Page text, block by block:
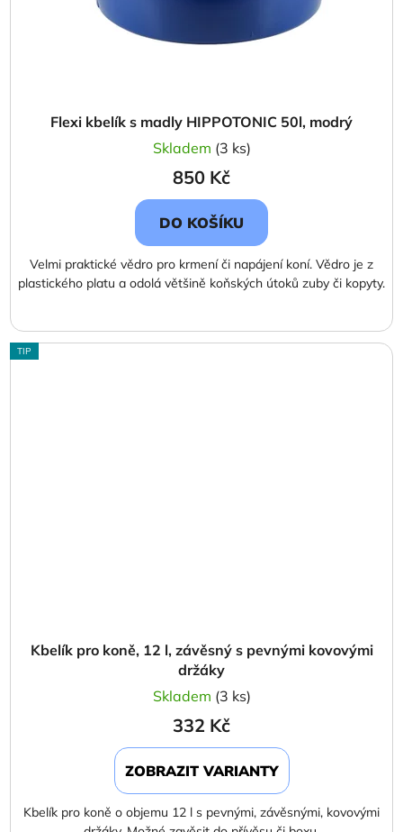
Flexi kbelík s madly HIPPOTONIC 50l, modrý
Skladem (3 ks)
850 Kč
DO KOŠÍKU
Velmi praktické vědro pro krmení či napájení koní. Vědro je z
plastického platu a odolá většině koňských útoků zuby či kopyty.
TIP
Kbelík pro koně, 12 l, závěsný s pevnými kovovými
držáky
Skladem (3 ks)
332 Kč
ZOBRAZIT VARIANTY
Kbelík pro koně o objemu 12 l s pevnými, závěsnými, kovovými